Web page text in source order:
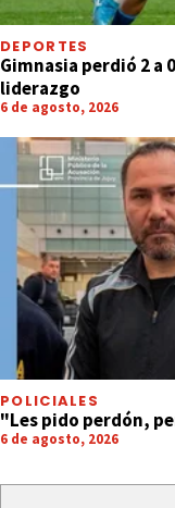
DEPORTES
Gimnasia perdió 2 a
liderazgo
6 de agosto, 2026
POLICIALES
"Les pido perdón,
6 de agosto, 2026